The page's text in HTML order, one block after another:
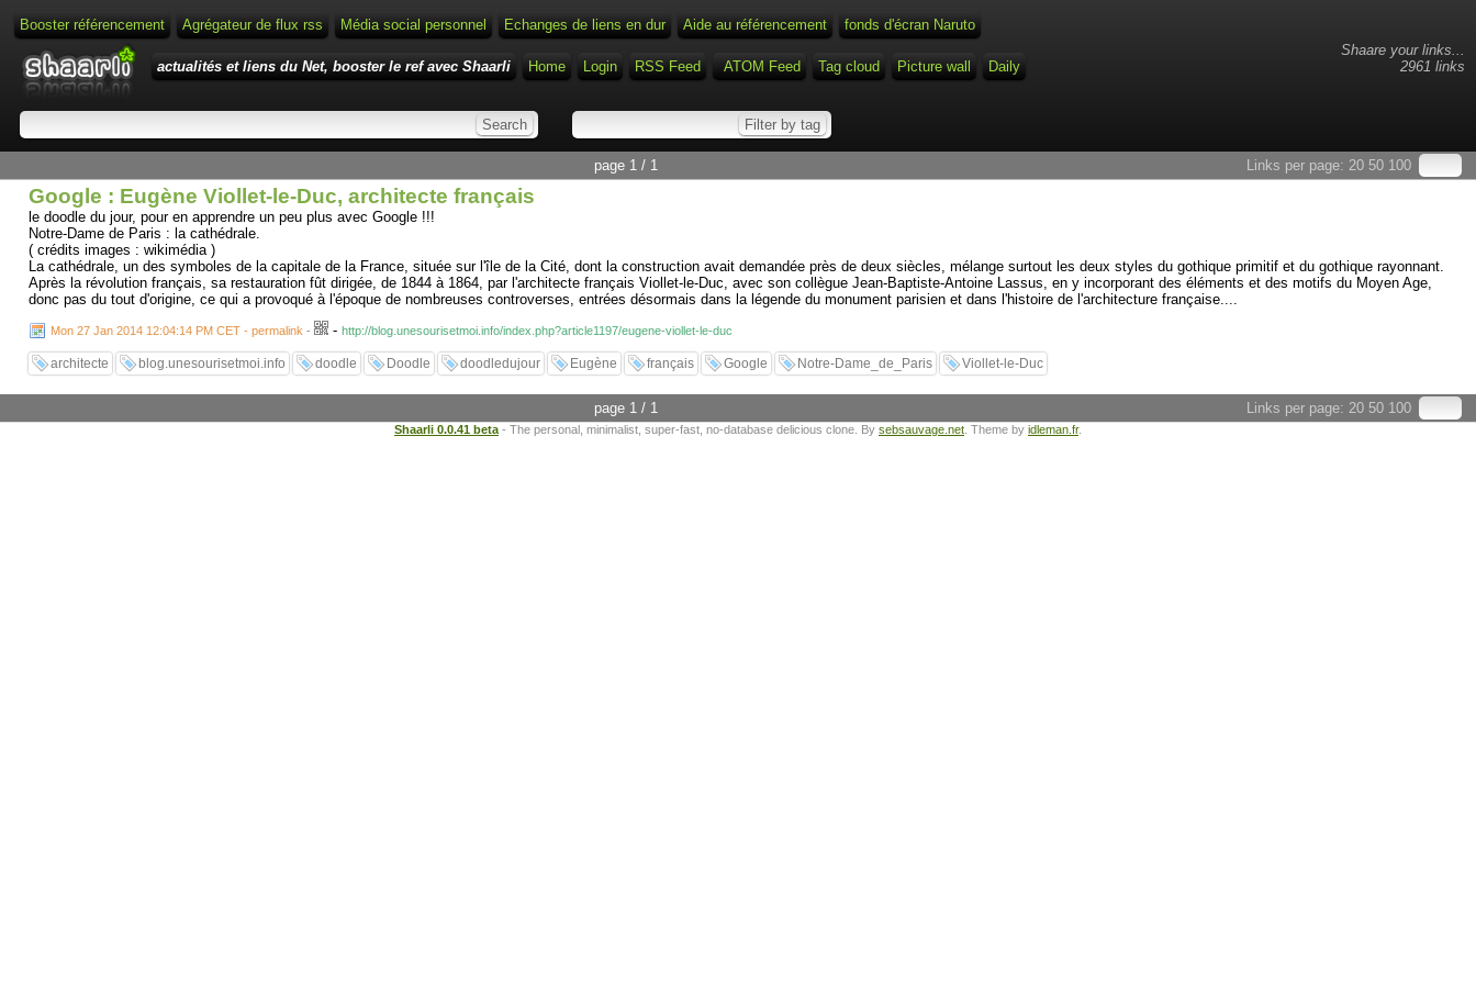
Booster référencement Agrégateur de flux rss Média social personnel Echanges de liens en dur Aide au référencement
fonds d'écran Naruto
Shaare your links...
2961 links
actualités et liens du Net, booster le ref avec Shaarli Home Login RSS Feed ATOM Feed Tag cloud Picture wall Daily
Links per page: 20 50 100
page 1 / 1
Google : Eugène Viollet-le-Duc, architecte français
le doodle du jour, pour en apprendre un peu plus avec Google !!!
Notre-Dame de Paris : la cathédrale.
( crédits images : wikimédia )
La cathédrale, un des symboles de la capitale de la France, située sur l'île de la Cité, dont la construction avait demandée près de deux siècles, mélange surtout les deux styles du gothique primitif et du gothique rayonnant.
Après la révolution français, sa restauration fût dirigée, de 1844 à 1864, par l'architecte français Viollet-le-Duc, avec son collègue Jean-Baptiste-Antoine Lassus, en y incorporant des éléments et des motifs du Moyen Age,
donc pas du tout d'origine, ce qui a provoqué à l'époque de nombreuses controverses, entrées désormais dans la légende du monument parisien et dans l'histoire de l'architecture française....
Mon 27 Jan 2014 12:04:14 PM CET - permalink - - http://blog.unesourisetmoi.info/index.php?article1197/eugene-viollet-le-duc
architecte blog.unesourisetmoi.info doodle Doodle doodledujour Eugène français Google Notre-Dame_de_Paris Viollet-le-Duc
Links per page: 20 50 100
page 1 / 1
Shaarli 0.0.41 beta - The personal, minimalist, super-fast, no-database delicious clone. By sebsauvage.net . Theme by idleman.fr.